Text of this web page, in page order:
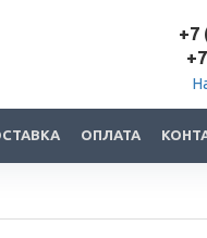
+7
ОПЛАТА